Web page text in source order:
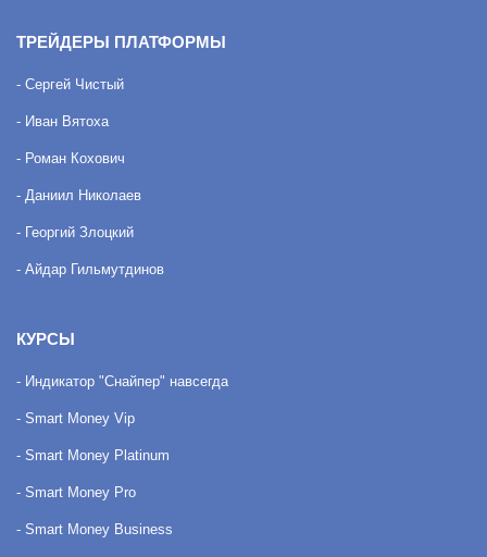
ТРЕЙДЕРЫ ПЛАТФОРМЫ
- Сергей Чистый
- Иван Вятоха
- Роман Кохович
- Даниил Николаев
- Георгий Злоцкий
- Айдар Гильмутдинов
КУРСЫ
- Индикатор "Снайпер" навсегда
- Smart Money Vip
- Smart Money Platinum
- Smart Money Pro
- Smart Money Business